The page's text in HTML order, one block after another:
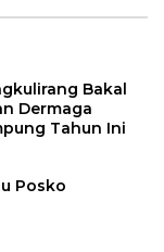
Bakal
Dermaga
Tahun Ini
Posko